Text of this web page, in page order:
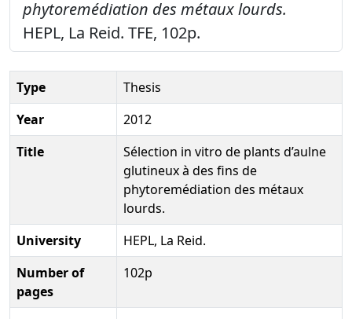
phytoremédiation des métaux lourds.
HEPL, La Reid. TFE, 102p.
Type
Thesis
Year
2012
Title
Sélection in vitro de plants d’aulne
glutineux à des fins de
phytoremédiation des métaux
lourds.
University
HEPL, La Reid.
Number of
pages
102p